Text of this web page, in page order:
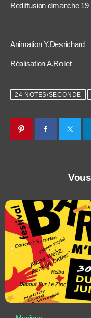
Rediffusion dimanche
Animation Y.Desrichard
Réalisation A.Rollet
24 NOTES/SECONDE